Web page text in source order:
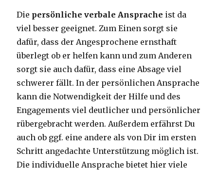
Die persönliche verbale Ansprache ist da
viel besser geeignet. Zum Einen sorgt sie
dafür, dass der Angesprochene ernsthaft
überlegt ob er helfen kann und zum Anderen
sorgt sie auch dafür, dass eine Absage viel
schwerer fällt. In der persönlichen Ansprache
kann die Notwendigkeit der Hilfe und des
Engagements viel deutlicher und persönlicher
rübergebracht werden. Außerdem erfährst Du
auch ob ggf. eine andere als von Dir im ersten
Schritt angedachte Unterstützung möglich ist.
Die individuelle Ansprache bietet hier viele